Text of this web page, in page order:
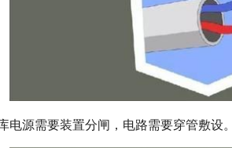
电源需要装置分闸，电路需要穿管敷设